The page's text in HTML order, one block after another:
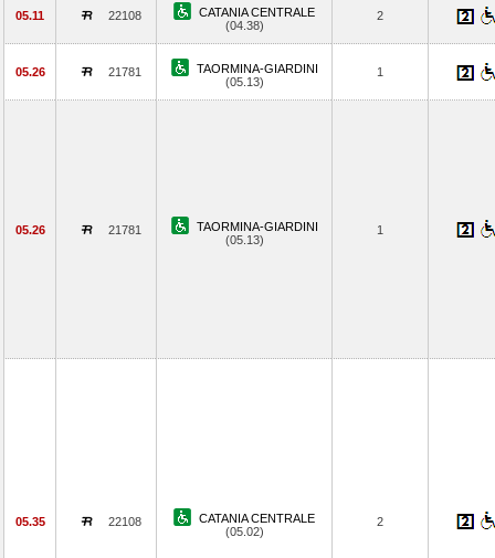
05.11 22108
CATANIA CENTRALE
(04.38)
2
05.26 21781
TAORMINA-GIARDINI
(05.13)
1
05.26 21781
TAORMINA-GIARDINI
(05.13)
1
05.35 22108
CATANIA CENTRALE
(05.02)
2